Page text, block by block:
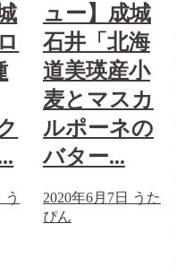
う
ュー】成城
石井「北海
道美瑛産小
麦とマスカ
ルポーネの
バター...
2020年6月7日
うた
ぴん